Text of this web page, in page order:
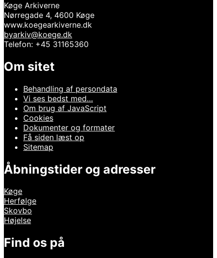
Køge Arkiverne
Nørregade 4, 4600 Køge
www.koegearkiverne.dk
byarkiv@koege.dk
Telefon: +45 31165360
Om sitet
Behandling af persondata
Vi ses bedst med…
Om brug af JavaScript
Cookies
Dokumenter og formater
Få siden læst op
Sitemap
Åbningstider og adresser
Køge
Herfølge
Skovbo
Højelse
Find os på